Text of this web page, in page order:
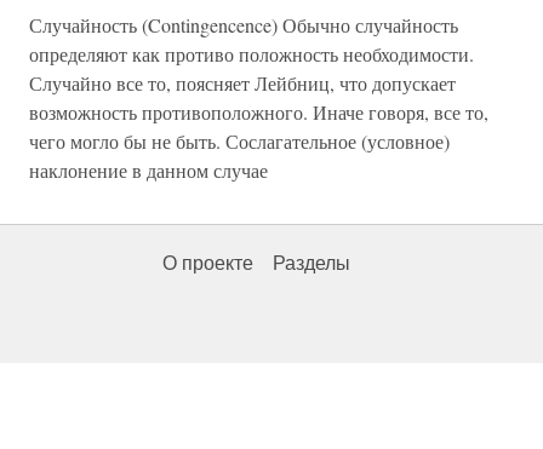
Случайность (Contingencence) Обычно случайность
определяют как противо положность необходимости.
Случайно все то, поясняет Лейбниц, что допускает
возможность противоположного. Иначе говоря, все то,
чего могло бы не быть. Сослагательное (условное)
наклонение в данном случае
О проекте Разделы